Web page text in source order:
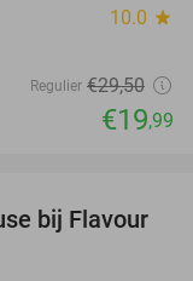
10.0 star
Regulier €29,50
€19,99
38%
bij Flavour